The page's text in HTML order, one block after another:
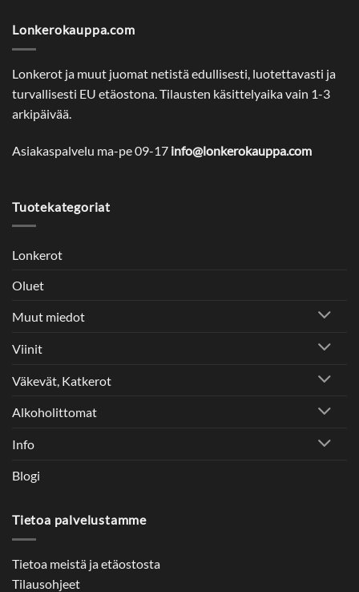
Lonkerokauppa.com
Lonkerot ja muut juomat netistä edullisesti, luotettavasti ja
turvallisesti EU etäostona. Tilausten käsittelyaika vain 1-3
arkipäivää.
Asiakaspalvelu ma-pe 09-17 info@lonkerokauppa.com
Tuotekategoriat
Lonkerot
Oluet
Muut miedot
Viinit
Väkevät, Katkerot
Alkoholittomat
Info
Blogi
Tietoa palvelustamme
Tietoa meistä ja etäostosta
Tilausohjeet